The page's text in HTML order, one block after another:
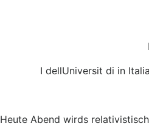
I dellUniversit di in
Heute Abend wirds